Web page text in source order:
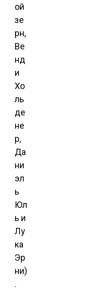
ой
зе
рн,
Ве
нд
и
Хо
ль
де
не
р,
Да
ни
эл
ь
Юл
ь и
Лу
ка
Эр
ни)
.